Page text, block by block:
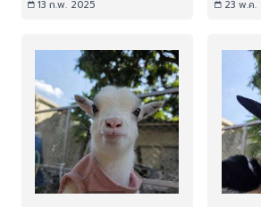
13 ก.พ. 2025 23 พ.ค.